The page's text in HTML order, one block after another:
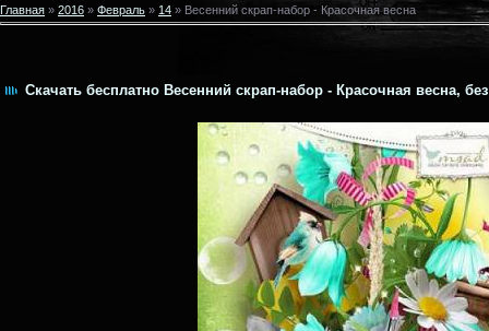
Главная » 2016 » Февраль » 14 » Весенний скрап-набор - Красочная весна
Скачать бесплатно Весенний скрап-набор - Красочная весна,